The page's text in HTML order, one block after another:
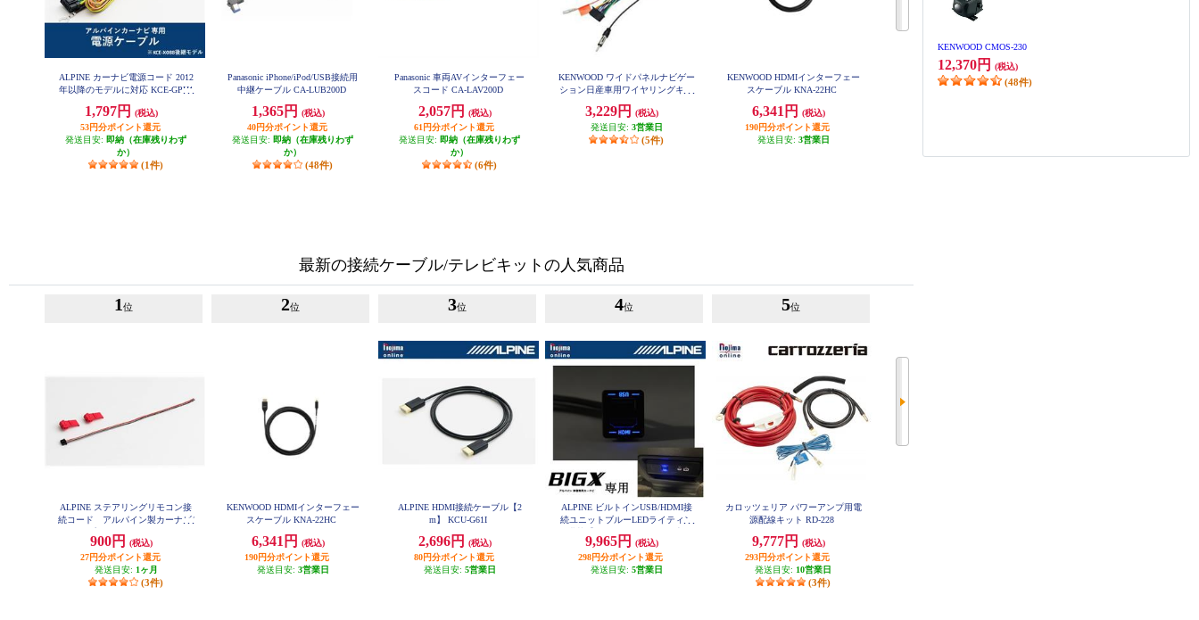
KENWOOD CMOS-230
12,370円 (税込)
(48件)
ALPINE カーナビ電源コード 2012
年以降のモデルに対応 KCE-GPH1
1,797円
(税込)
53円分ポイント還元
発送目安: 即納（在庫残りわず
か）
(1件)
Panasonic iPhone/iPod/USB接続用
中継ケーブル CA-LUB200D
1,365円
(税込)
40円分ポイント還元
発送目安: 即納（在庫残りわず
か）
(48件)
Panasonic 車両AVインターフェー
スコード CA-LAV200D
2,057円
(税込)
61円分ポイント還元
発送目安: 即納（在庫残りわず
か）
(6件)
KENWOOD ワイドパネルナビゲー
ション日産車用ワイヤリングキッ
3,229円
(税込)
発送目安: 3営業日
(5件)
KENWOOD HDMIインターフェー
スケーブル KNA-22HC
6,341円
(税込)
190円分ポイント還元
発送目安: 3営業日
ALPINE セレナ(C28系)専用 ビルト
インUSB/HDMI用パネル KTX-Y63
最新の接続ケーブル/テレビキットの人気商品
1 位
ALPINE ステアリングリモコン接
続コード アルパイン製カーナビ/
ズ対応 KTX-G501R
900円
(税込)
27円分ポイント還元
発送目安: 1ヶ月
(3件)
2位
KENWOOD HDMIインターフェー
スケーブル KNA-22HC
6,341円
(税込)
190円分ポイント還元
発送目安: 3営業日
3位
ALPINE HDMI接続ケーブル【2
m】 KCU-G61I
2,696円
(税込)
80円分ポイント還元
発送目安: 5営業日
4位
ALPINE ビルトインUSB/HDMI接
続ユニットブルーLEDライティン
小型汎用】 KCU-Y630HU-LED
9,965円
(税込)
298円分ポイント還元
発送目安: 5営業日
5位
カロッツェリア パワーアンプ用電
源配線キット RD-228
9,777円
(税込)
293円分ポイント還元
発送目安: 10営業日
(3件)